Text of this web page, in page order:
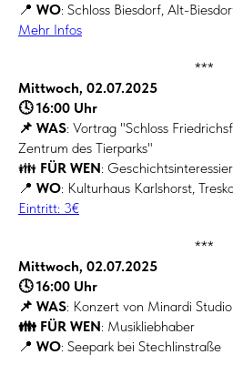
📍 WO: Schloss Biesdorf, Alt-
Mehr Infos
***
Mittwoch, 02.07.2025
🕓 16:00 Uhr
📌 WAS: Vortrag "Schloss
Zentrum des Tierparks"
👪 FÜR WEN:
📍 WO: Kulturhaus Karlshorst,
Eintritt: 3€
***
Mittwoch, 02.07.2025
🕓 16:00 Uhr
📌 WAS: Konzert von Minardi Studio
👪 FÜR WEN: Musikliebhaber
📍 WO: Seepark bei Stechlinstraße